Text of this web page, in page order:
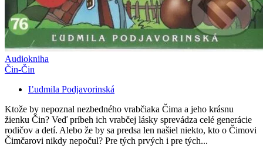
Audiokniha
Čin-Čin
Ľudmila Podjavorinská
Ktože by nepoznal nezbedného vrabčiaka Čima a jeho krásnu
žienku Čin? Veď príbeh ich vrabčej lásky sprevádza celé generácie
rodičov a detí. Alebo že by sa predsa len našiel niekto, kto o Čimovi
Čimčarovi nikdy nepočul? Pre tých prvých i pre tých...